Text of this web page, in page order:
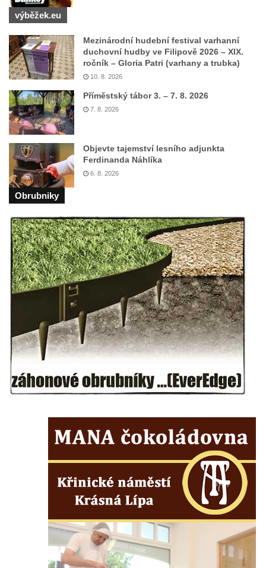
a 30. výročí listopadu 1989 v Hrobčicích
Hrobčicích
Sochy „Klaun a dívenka“ v parku v centru
Hrobčic
Socha svatého Antonína poustevníka v
Mirošovicích
Socha vodníka u požární nádrže v
Mirošovicích
Socha býka před areálem firmy 2JCP v
Račicích
Povodňový sloup II. v Dobříni
Povodňový sloup I. v Dobříni
Pamětní kámen vodního díla Josefův Důl
Socha svatého Floriána na domě čp. 3 v
Oparnu
Socha svaté Anny u domu čp. 3 v Oparnu
Lavička Václava Havla v Pardubicích
Sousoší dětí u obecního úřadu v Janově
Lavička Václava Havla v Novém Boru
Lavička Václava Havla v Krásné Lípě
Upoutávka JduHřebenovkou u parkoviště
na Mezní Louce
brány
a svatého Jana Nepomuckého východně
od Mezné
Socha vodníka na trase naučné stezky v
Podstavec v zámecké zahradě v Duchcově
Socha Andromedé u pavilonu Reinerovy
fresky v Duchcově
výběžek.eu
Mezinárodní hudební festival varhanní
duchovní hudby ve Filipově 2026 – XIX.
ročník – Gloria Patri (varhany a trubka)
10. 8. 2026
Příměstský tábor 3. – 7. 8. 2026
7. 8. 2026
Objevte tajemství lesního adjunkta
Ferdinanda Náhlíka
6. 8. 2026
Obrubniky